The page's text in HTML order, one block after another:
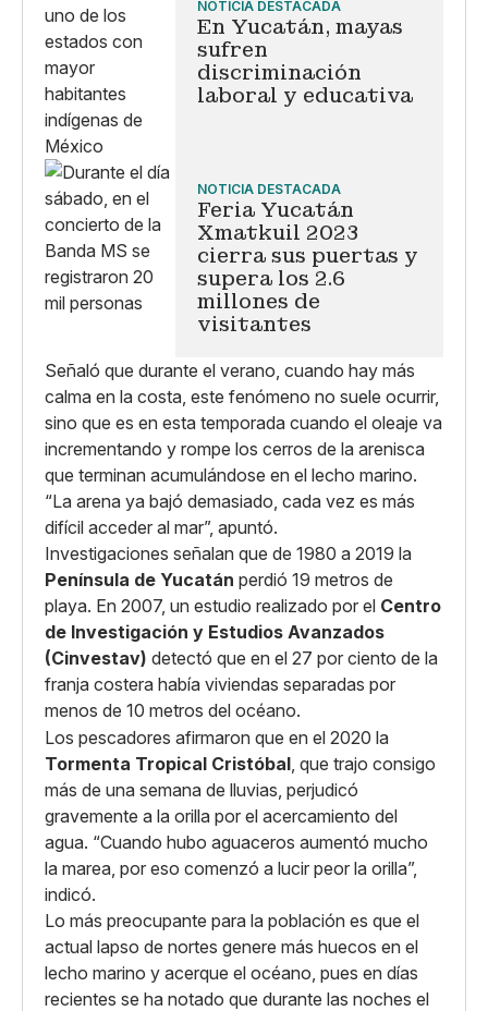
NOTICIA DESTACADA
En Yucatán, mayas
sufren
discriminación
laboral y educativa
NOTICIA DESTACADA
Feria Yucatán
Xmatkuil 2023
cierra sus puertas y
supera los 2.6
millones de
visitantes
Señaló que durante el verano, cuando hay más
calma en la costa, este fenómeno no suele ocurrir,
sino que es en esta temporada cuando el oleaje va
incrementando y rompe los cerros de la arenisca
que terminan acumulándose en el lecho marino.
“La arena ya bajó demasiado, cada vez es más
difícil acceder al mar”, apuntó.
Investigaciones señalan que de 1980 a 2019 la
Península de Yucatán perdió 19 metros de
playa. En 2007, un estudio realizado por el Centro
de Investigación y Estudios Avanzados
(Cinvestav) detectó que en el 27 por ciento de la
franja costera había viviendas separadas por
menos de 10 metros del océano.
Los pescadores afirmaron que en el 2020 la
Tormenta Tropical Cristóbal, que trajo consigo
más de una semana de lluvias, perjudicó
gravemente a la orilla por el acercamiento del
agua. “Cuando hubo aguaceros aumentó mucho
la marea, por eso comenzó a lucir peor la orilla”,
indicó.
Lo más preocupante para la población es que el
actual lapso de nortes genere más huecos en el
lecho marino y acerque el océano, pues en días
recientes se ha notado que durante las noches el